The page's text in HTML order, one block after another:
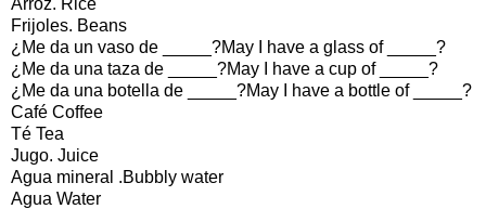
Frijoles. Beans
¿Me da un vaso de _____?May I have a glass of _____?
¿Me da una taza de _____?May I have a cup of _____?
¿Me da una botella de _____?May I have a bottle of _____?
Café Coffee
Té Tea
Jugo. Juice
Agua mineral .Bubbly water
Agua Water